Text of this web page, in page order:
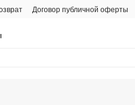
Договор публичной оферты